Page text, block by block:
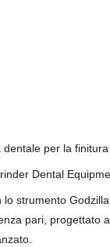
per la
strumento
pari,